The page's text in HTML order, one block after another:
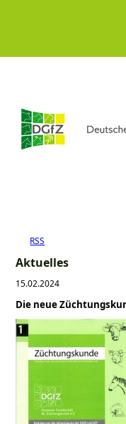
RSS
Aktuelles
15.02.2024
Die neue